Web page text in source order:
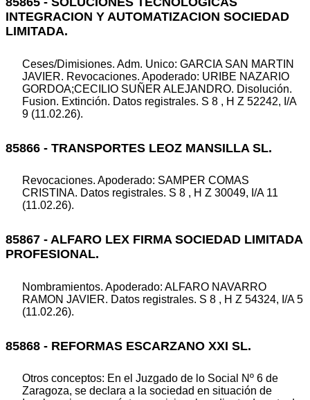
INTEGRACION Y AUTOMATIZACION SOCIEDAD
LIMITADA.
Ceses/Dimisiones. Adm. Unico: GARCIA SAN MARTIN
JAVIER. Revocaciones. Apoderado: URIBE NAZARIO
GORDOA;CECILIO SUÑER ALEJANDRO. Disolución.
Fusion. Extinción. Datos registrales. S 8 , H Z 52242, I/A
9 (11.02.26).
85866 - TRANSPORTES LEOZ MANSILLA SL.
Revocaciones. Apoderado: SAMPER COMAS
CRISTINA. Datos registrales. S 8 , H Z 30049, I/A 11
(11.02.26).
85867 - ALFARO LEX FIRMA SOCIEDAD LIMITADA
PROFESIONAL.
Nombramientos. Apoderado: ALFARO NAVARRO
RAMON JAVIER. Datos registrales. S 8 , H Z 54324, I/A 5
(11.02.26).
85868 - REFORMAS ESCARZANO XXI SL.
Otros conceptos: En el Juzgado de lo Social Nº 6 de
Zaragoza, se declara a la sociedad en situación de